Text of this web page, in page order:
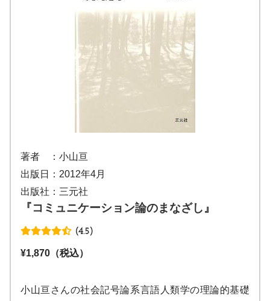
著者 ：小山亘
出版日：2012年4月
出版社：三元社
『コミュニケーション論のまなざし』
(4.5)
¥1,870（税込）
小山亘さんの社会記号論系言語人類学の理論的基礎